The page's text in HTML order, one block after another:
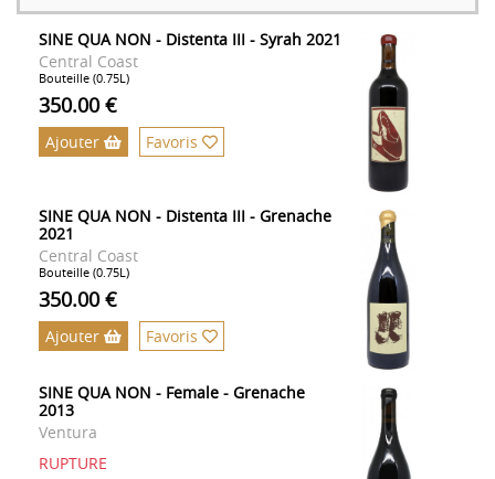
SINE QUA NON - Distenta III - Syrah 2021
Central Coast
Bouteille (0.75L)
350.00 €
Ajouter Favoris
SINE QUA NON - Distenta III - Grenache
2021
Central Coast
Bouteille (0.75L)
350.00 €
Ajouter Favoris
SINE QUA NON - Female - Grenache
2013
Ventura
RUPTURE